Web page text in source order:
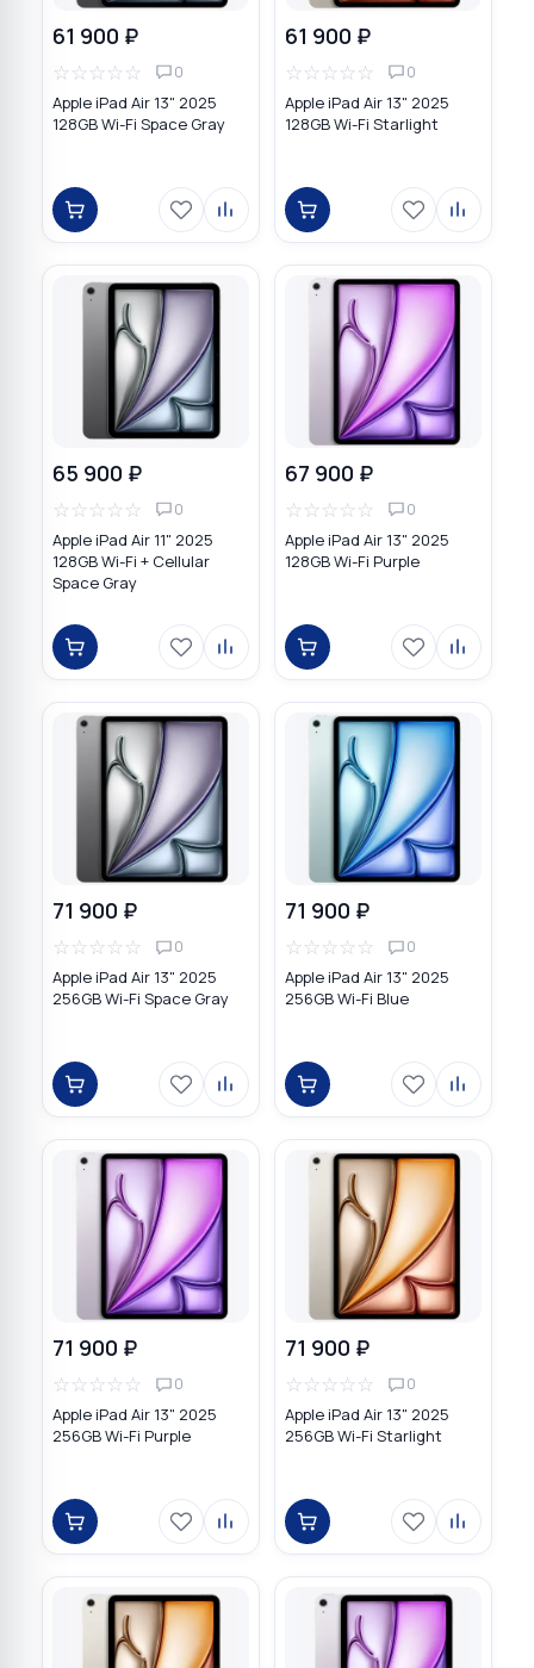
61 900 ₽
☆☆☆☆☆ 0
Apple iPad Air 13" 2025
128GB Wi-Fi Space Gray
61 900 ₽
☆☆☆☆☆ 0
Apple iPad Air 13" 2025
128GB Wi-Fi Starlight
65 900 ₽
☆☆☆☆☆ 0
Apple iPad Air 11" 2025
128GB Wi-Fi + Cellular
Space Gray
67 900 ₽
☆☆☆☆☆ 0
Apple iPad Air 13" 2025
128GB Wi-Fi Purple
71 900 ₽
☆☆☆☆☆ 0
Apple iPad Air 13" 2025
256GB Wi-Fi Space Gray
71 900 ₽
☆☆☆☆☆ 0
Apple iPad Air 13" 2025
256GB Wi-Fi Blue
71 900 ₽
☆☆☆☆☆ 0
Apple iPad Air 13" 2025
256GB Wi-Fi Purple
71 900 ₽
☆☆☆☆☆ 0
Apple iPad Air 13" 2025
256GB Wi-Fi Starlight